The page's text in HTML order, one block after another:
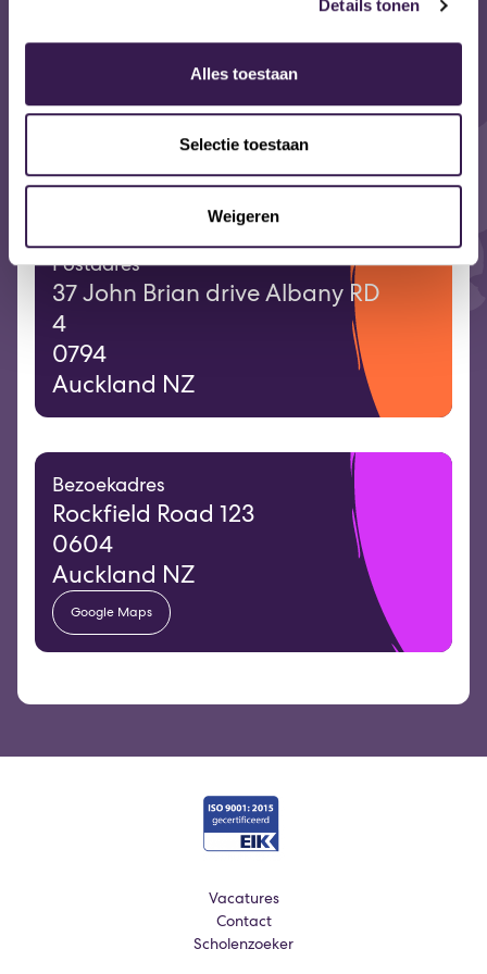
Details tonen
Alles toestaan
Selectie toestaan
Weigeren
T: 0212060214
Postadres
37 John Brian drive Albany RD
4
0794
Auckland NZ
Bezoekadres
Rockfield Road 123
0604
Auckland NZ
Google Maps
Vacatures
Contact
Scholenzoeker